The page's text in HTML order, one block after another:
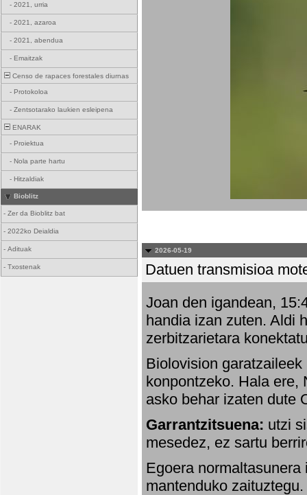
- 2021, urria
- 2021, azaroa
- 2021, abendua
- Emaitzak
Censo de rapaces forestales diurnas
- Protokoloa
- Zentsotarako laukien esleipena
ENARAK
- Proiektua
- Nola parte hartu
- Hitzaldiak
Bioblitz
- Zer da Bioblitz bat
- 2022ko Deialdia
- Adituak
- Txostenak
2026-05-19
Datuen transmisioa
Joan den igandean,
handia izan zuten. Aldi
zerbitzarietara
Biolovision
konpontzeko. Hala ere,
asko behar izaten dute
Garrantzitsuena: utzi
mesedez, ez sartu
Egoera
mantenduko